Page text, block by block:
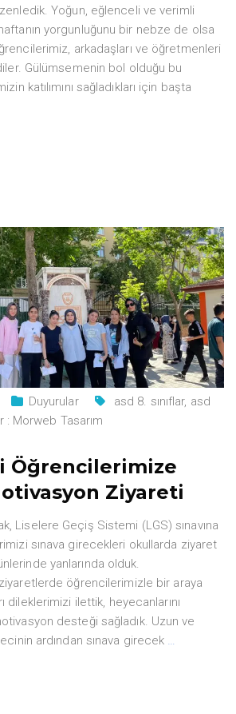
Yoğun, eğlenceli ve verimli
yorgunluğunu bir nebze de olsa
arkadaşları ve öğretmenleri
Gülümsemenin bol olduğu bu
katılımını sağladıkları için başta
Duyurular asd 8. sınıflar, asd
: Morweb Tasarım
Öğrencilerimize
Ziyareti
Liselere Geçiş Sistemi (LGS) sınavına
sınava girecekleri okullarda ziyaret
yanlarında olduk.
öğrencilerimizle bir araya
dileklerimizi ilettik, heyecanlarını
desteği sağladık. Uzun ve
ardından sınava girecek …